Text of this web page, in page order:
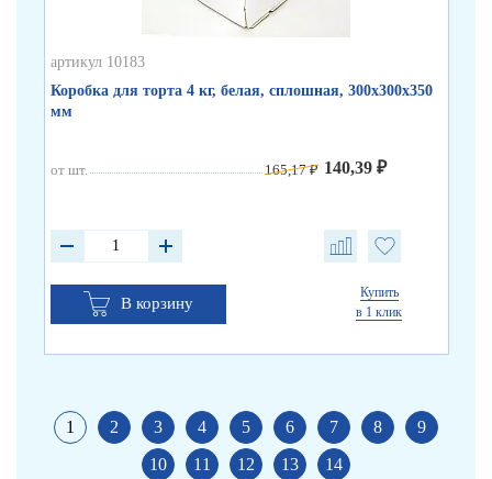
артикул 10183
Коробка для торта 4 кг, белая, сплошная, 300х300х350
мм
от шт. 165,17 ₽ 140,39 ₽
В корзину
Купить
в 1 клик
1 2 3 4 5 6 7 8
9
10
11 12 13 14